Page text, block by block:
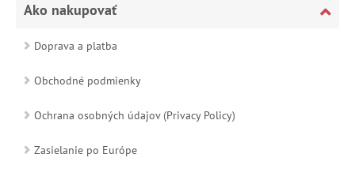
Ako nakupovať
Doprava a platba
Obchodné podmienky
Ochrana osobných údajov (Privacy Policy)
Zasielanie po Európe